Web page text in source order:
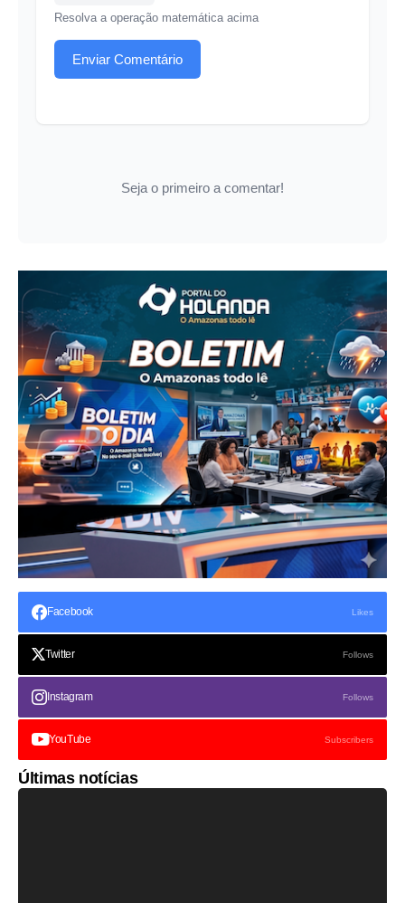
Resolva a operação matemática acima
Enviar Comentário
Seja o primeiro a comentar!
Facebook Likes
Twitter Follows
Instagram Follows
YouTube Subscribers
Últimas notícias